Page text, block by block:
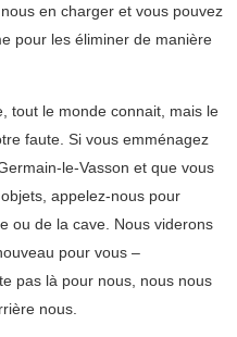
en charger et vous pouvez
pour les éliminer de manière
tout le monde connait, mais le
faute. Si vous emménagez
le-Vasson et que vous
appelez-nous pour
ou de la cave. Nous viderons
pour vous –
pas là pour nous, nous nous
nous.